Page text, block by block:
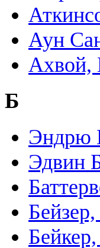
Аун
Ахвой,
Б
Эндрю
Эдвин